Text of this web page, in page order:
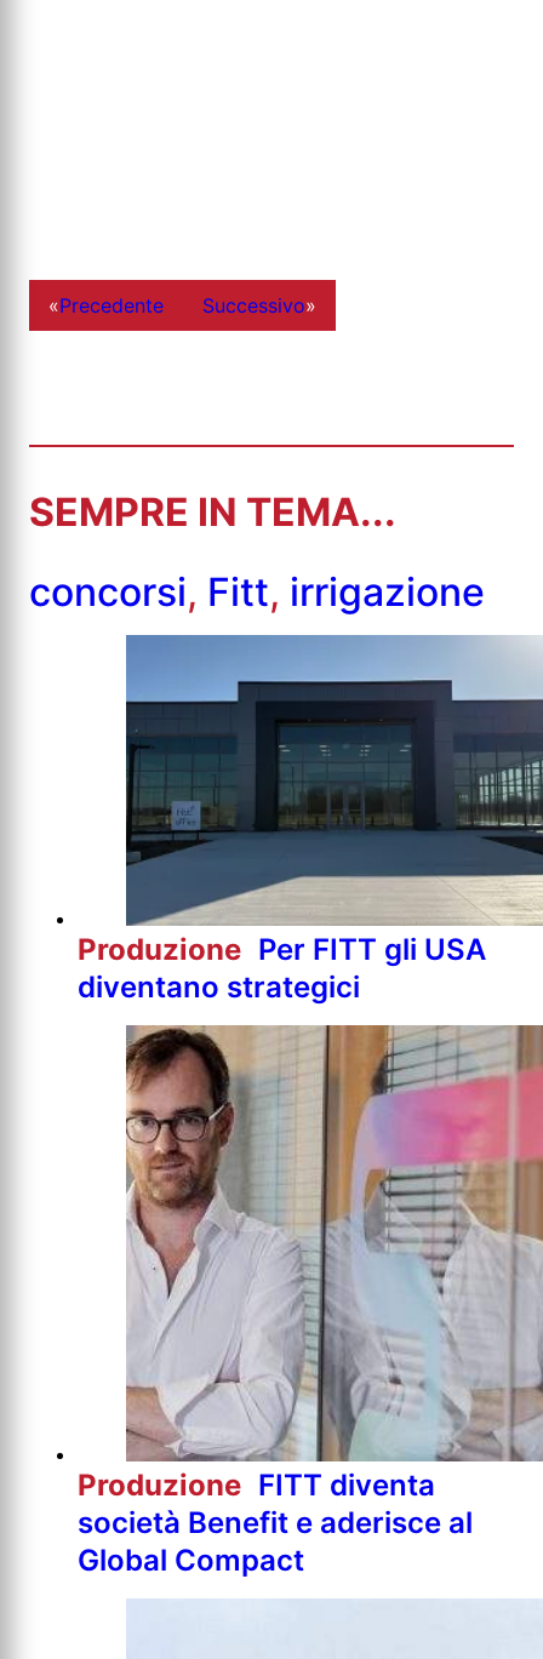
«Precedente Successivo»
SEMPRE IN TEMA...
concorsi, Fitt, irrigazione
Produzione Per FITT gli USA
diventano strategici
Produzione FITT diventa
società Benefit e aderisce al
Global Compact